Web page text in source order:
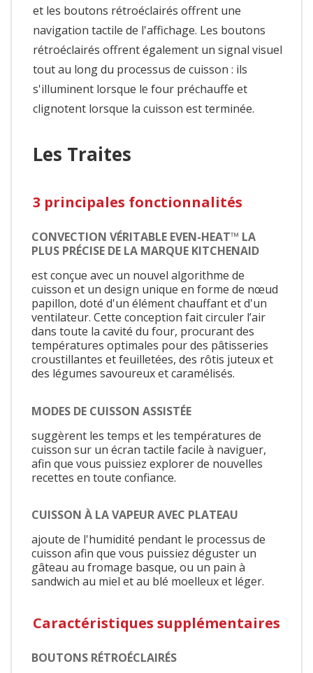
et les boutons rétroéclairés offrent une
navigation tactile de l'affichage. Les boutons
rétroéclairés offrent également un signal visuel
tout au long du processus de cuisson : ils
s'illuminent lorsque le four préchauffe et
clignotent lorsque la cuisson est terminée.
Les Traites
3 principales fonctionnalités
CONVECTION VÉRITABLE EVEN-HEAT™ LA
PLUS PRÉCISE DE LA MARQUE KITCHENAID
est conçue avec un nouvel algorithme de
cuisson et un design unique en forme de nœud
papillon, doté d'un élément chauffant et d'un
ventilateur. Cette conception fait circuler l’air
dans toute la cavité du four, procurant des
températures optimales pour des pâtisseries
croustillantes et feuilletées, des rôtis juteux et
des légumes savoureux et caramélisés.
MODES DE CUISSON ASSISTÉE
suggèrent les temps et les températures de
cuisson sur un écran tactile facile à naviguer,
afin que vous puissiez explorer de nouvelles
recettes en toute confiance.
CUISSON À LA VAPEUR AVEC PLATEAU
ajoute de l'humidité pendant le processus de
cuisson afin que vous puissiez déguster un
gâteau au fromage basque, ou un pain à
sandwich au miel et au blé moelleux et léger.
Caractéristiques supplémentaires
BOUTONS RÉTROÉCLAIRÉS